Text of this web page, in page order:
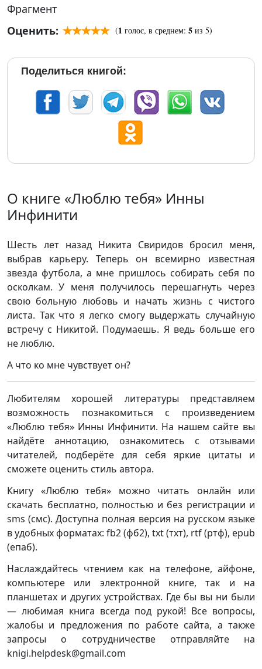
Фрагмент
Оценить:
(1 голос, в среднем: 5 из 5)
Поделиться книгой:
О книге «Люблю тебя» Инны
Инфинити
Шесть лет назад Никита Свиридов бросил меня,
выбрав карьеру. Теперь он всемирно известная
звезда футбола, а мне пришлось собирать себя по
осколкам. У меня получилось перешагнуть через
свою больную любовь и начать жизнь с чистого
листа. Так что я легко смогу выдержать случайную
встречу с Никитой. Подумаешь. Я ведь больше его
не люблю.
А что ко мне чувствует он?
Любителям хорошей литературы представляем
возможность познакомиться с произведением
«Люблю тебя» Инны Инфинити. На нашем сайте вы
найдёте аннотацию, ознакомитесь с отзывами
читателей, подберёте для себя яркие цитаты и
сможете оценить стиль автора.
Книгу «Люблю тебя» можно читать онлайн или
скачать бесплатно, полностью и без регистрации и
sms (смс). Доступна полная версия на русском языке
в удобных форматах: fb2 (фб2), txt (тхт), rtf (ртф), epub
(епаб).
Наслаждайтесь чтением как на телефоне, айфоне,
компьютере или электронной книге, так и на
планшетах и других устройствах. Где бы вы ни были
— любимая книга всегда под рукой! Все вопросы,
жалобы и предложения по работе сайта, а также
запросы о сотрудничестве отправляйте на
knigi.helpdesk@gmail.com